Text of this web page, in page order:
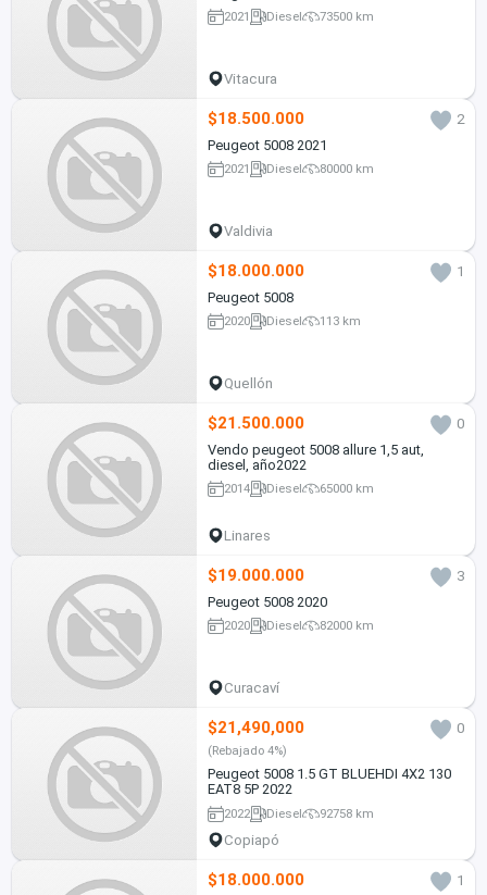
2021 Diesel 73500 km
Vitacura
$18.500.000
2
Peugeot 5008 2021
2021 Diesel 80000 km
Valdivia
$18.000.000
1
Peugeot 5008
2020 Diesel 113 km
Quellón
$21.500.000
0
Vendo peugeot 5008 allure 1,5 aut,
diesel, año2022
2014 Diesel 65000 km
Linares
$19.000.000
3
Peugeot 5008 2020
2020 Diesel 82000 km
Curacaví
$21,490,000 0
(Rebajado 4%)
Peugeot 5008 1.5 GT BLUEHDI 4X2 130
EAT8 5P 2022
2022 Diesel 92758 km
Copiapó
$18.000.000
1